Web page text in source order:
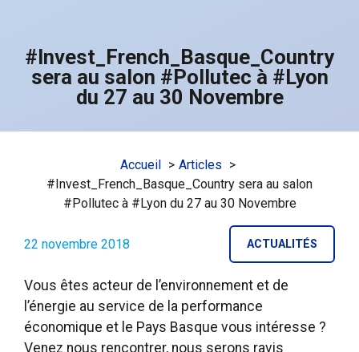
#Invest_French_Basque_Country
sera au salon #Pollutec à #Lyon
du 27 au 30 Novembre
Accueil
Articles
#Invest_French_Basque_Country sera au salon
#Pollutec à #Lyon du 27 au 30 Novembre
22 novembre 2018 ACTUALITÉS
Vous êtes acteur de l’environnement et de
l’énergie au service de la performance
économique et le Pays Basque vous intéresse ?
Venez nous rencontrer, nous serons ravis